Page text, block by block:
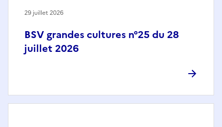
BSV grandes cultures n°25 du 28
juillet 2026
29 juillet 2026